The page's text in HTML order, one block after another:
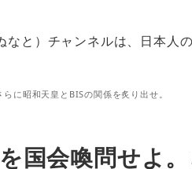
なと）チャンネルは、日本人
に昭和天皇とBISの関係を炙り出せ。
国会喚問せよ